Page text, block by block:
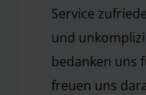
Service
und
bedanken uns
freuen uns